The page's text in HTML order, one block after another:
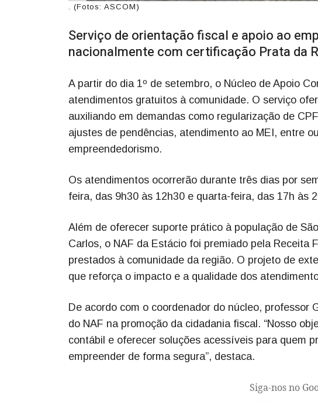
. (Fotos: ASCOM)
Serviço de orientação fiscal e apoio ao
nacionalmente com certificação Prata da
A partir do dia 1º de setembro, o Núcleo de Apoio
atendimentos gratuitos à comunidade. O serviço
auxiliando em demandas como regularização de
ajustes de pendências, atendimento ao MEI, entre
empreendedorismo.
Os atendimentos ocorrerão durante três dias por
feira, das 9h30 às 12h30 e quarta-feira, das 17h às
Além de oferecer suporte prático à população de
Carlos, o NAF da Estácio foi premiado pela Receita
prestados à comunidade da região. O projeto de
que reforça o impacto e a qualidade dos
De acordo com o coordenador do núcleo, professor
do NAF na promoção da cidadania fiscal. “Nosso
contábil e oferecer soluções acessíveis para quem
empreender de forma segura”, destaca.
Siga-nos no